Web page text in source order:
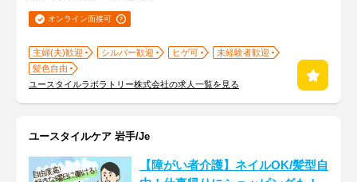
オンライン面接可
主婦(夫)歓迎 シルバー歓迎 ヒゲ可
未経験者歓迎
髪色自由
ユースタイルラボラトリー株式会社の求人一覧を見る
ユースタイルケア 岩手/Je
【障がい者介護】ネイルOK/髪型自